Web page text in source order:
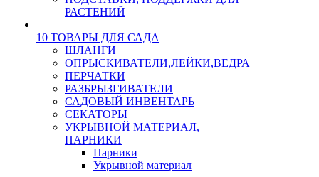
РАСТЕНИЙ
10 ТОВАРЫ ДЛЯ САДА
ШЛАНГИ
ОПРЫСКИВАТЕЛИ,ЛЕЙКИ,ВЕДРА
ПЕРЧАТКИ
РАЗБРЫЗГИВАТЕЛИ
САДОВЫЙ ИНВЕНТАРЬ
СЕКАТОРЫ
УКРЫВНОЙ МАТЕРИАЛ,
ПАРНИКИ
Парники
Укрывной материал